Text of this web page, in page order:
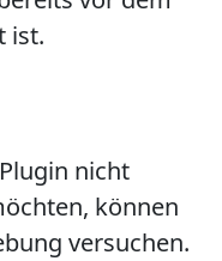
ist.
nicht
können
versuchen.